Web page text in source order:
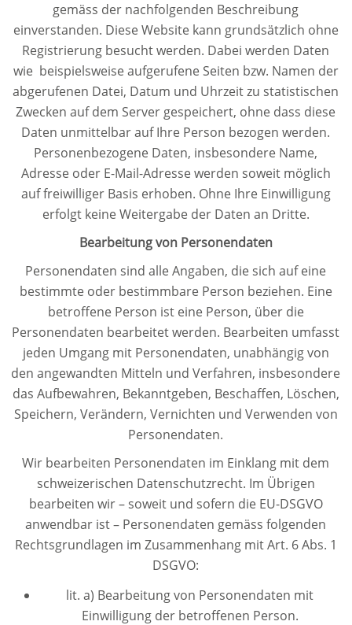
gemäss der nachfolgenden Beschreibung
einverstanden. Diese Website kann grundsätzlich ohne
Registrierung besucht werden. Dabei werden Daten
wie beispielsweise aufgerufene Seiten bzw. Namen der
abgerufenen Datei, Datum und Uhrzeit zu statistischen
Zwecken auf dem Server gespeichert, ohne dass diese
Daten unmittelbar auf Ihre Person bezogen werden.
Personenbezogene Daten, insbesondere Name,
Adresse oder E-Mail-Adresse werden soweit möglich
auf freiwilliger Basis erhoben. Ohne Ihre Einwilligung
erfolgt keine Weitergabe der Daten an Dritte.
Bearbeitung von Personendaten
Personendaten sind alle Angaben, die sich auf eine
bestimmte oder bestimmbare Person beziehen. Eine
betroffene Person ist eine Person, über die
Personendaten bearbeitet werden. Bearbeiten umfasst
jeden Umgang mit Personendaten, unabhängig von
den angewandten Mitteln und Verfahren, insbesondere
das Aufbewahren, Bekanntgeben, Beschaffen, Löschen,
Speichern, Verändern, Vernichten und Verwenden von
Personendaten.
Wir bearbeiten Personendaten im Einklang mit dem
schweizerischen Datenschutzrecht. Im Übrigen
bearbeiten wir – soweit und sofern die EU-DSGVO
anwendbar ist – Personendaten gemäss folgenden
Rechtsgrundlagen im Zusammenhang mit Art. 6 Abs. 1
DSGVO:
lit. a) Bearbeitung von Personendaten mit
Einwilligung der betroffenen Person.